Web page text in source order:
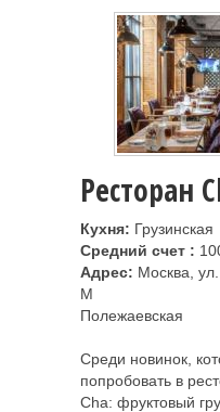
Ресторан
Кухня: Грузинская
Средний счет :
Адрес: Москва,
M
Полежаевская
Среди новинок,
попробовать в
Cha: фруктовый